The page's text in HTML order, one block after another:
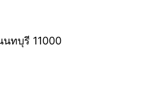
ทบุรี 11000